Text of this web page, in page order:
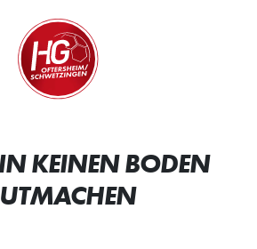
Zur Startseite
KEINEN BODEN